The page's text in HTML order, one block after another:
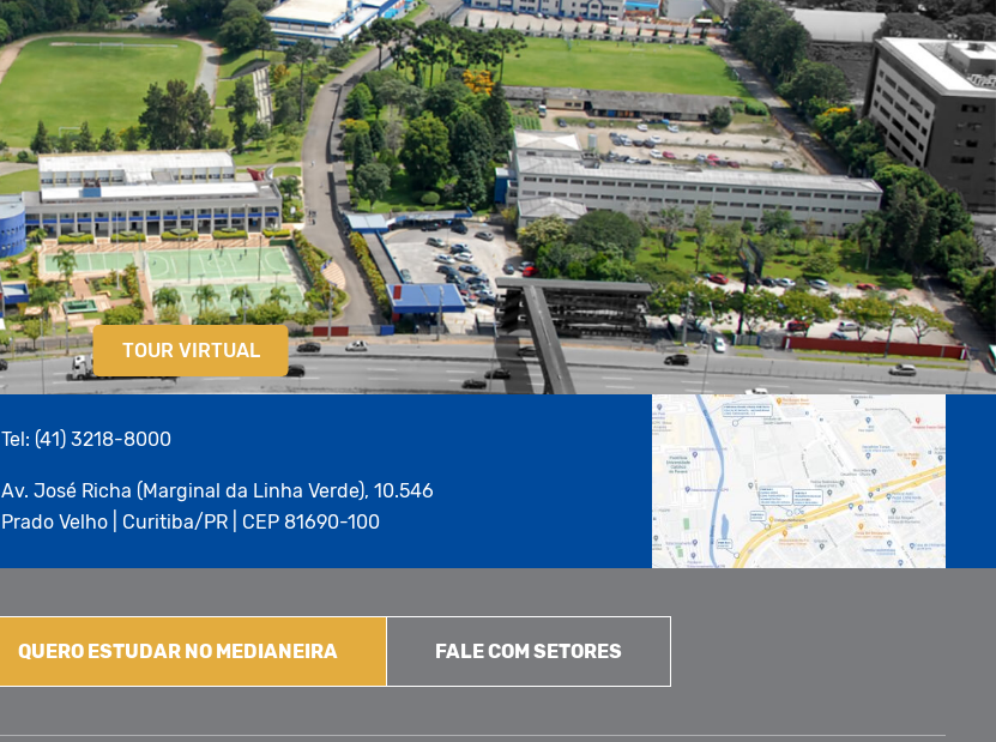
TOUR VIRTUAL
Tel: (41) 3218-8000
Av. José Richa (Marginal da Linha Verde), 10.546
Prado Velho | Curitiba/PR | CEP 81690-100
QUERO ESTUDAR NO MEDIANEIRA FALE COM SETORES